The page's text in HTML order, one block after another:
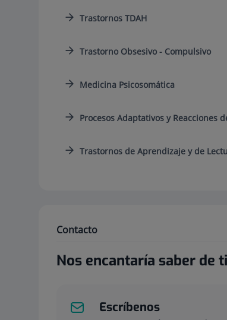
Trastornos TDAH
Trastorno Obsesivo - Compulsivo
Medicina Psicosomática
Procesos Adaptativos y Reacciones
Trastornos de Aprendizaje y de
Contacto
Nos encantaría saber de ti
Escríbenos